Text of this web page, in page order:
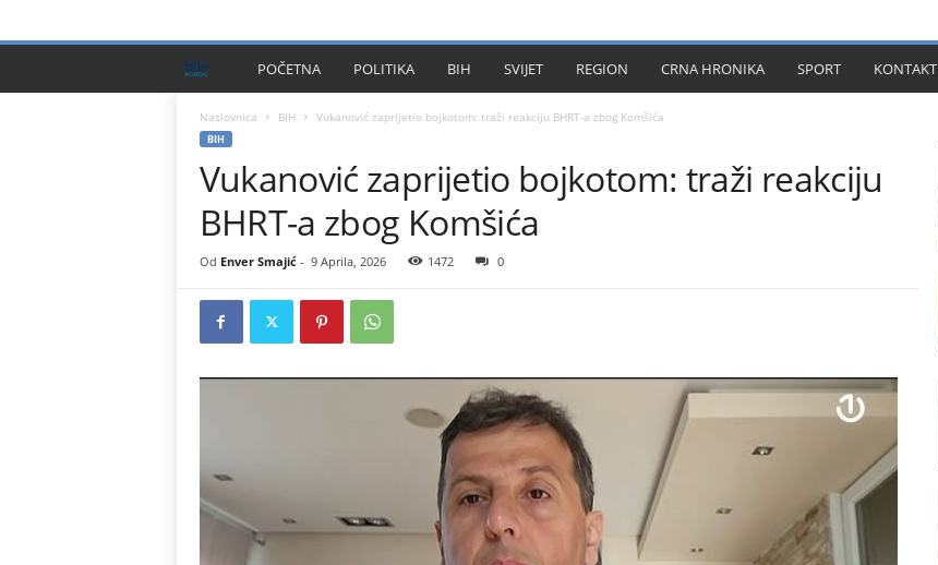
I
H
P
l
u
POČETNA POLITIKA BIH SVIJET REGION CRNA HRONIKA SPORT KONTAKT
Naslovnica BIH Vukanović zaprijetio bojkotom: traži reakciju BHRT-a zbog Komšića
BIH
Vukanović zaprijetio bojkotom: traži reakciju
BHRT-a zbog Komšića
Od Enver Smajić- 9 Aprila, 2026 1472 0